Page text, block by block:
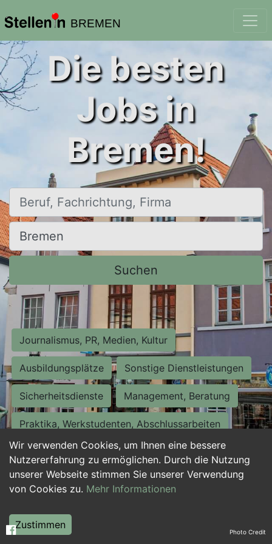
BREMEN
Wir verwenden Cookies, um Ihnen eine bessere
Nutzererfahrung zu ermöglichen. Durch die Nutzung
unserer Webseite stimmen Sie unserer Verwendung
von Cookies zu. Mehr Informationen
Zustimmen
Die besten
Jobs in
Bremen!
Beruf, Fachrichtung, Firma
Ort, Stadt
Suchen
Journalismus, PR, Medien, Kultur
Ausbildungsplätze Sonstige Dienstleistungen
Sicherheitsdienste Management, Beratung
Praktika, Werkstudenten, Abschlussarbeiten
Personalwesen Assistenz, Sekretariat
Hilfskräfte, Aushilfs- und Nebenjobs
Weiterbildung, Studium, duale Ausbildung Photo Credit